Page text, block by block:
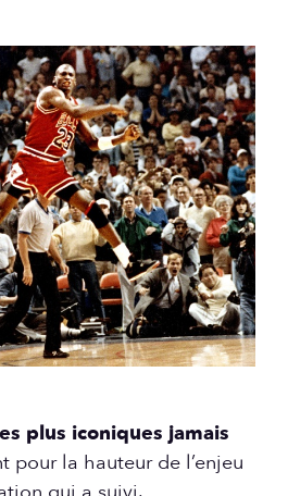
plus iconiques jamais
pour la hauteur de l’enjeu